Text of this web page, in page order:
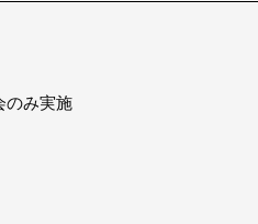
み実施